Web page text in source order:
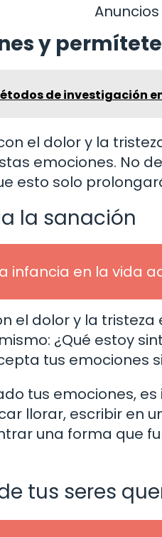
Anuncios
y
de investigación
el dolor y la
emociones. No
esto solo
la sanación
infancia en la vida
el dolor y la
¿Qué estoy
tus emociones
tus emociones,
llorar, escribir en
una forma que
tus seres